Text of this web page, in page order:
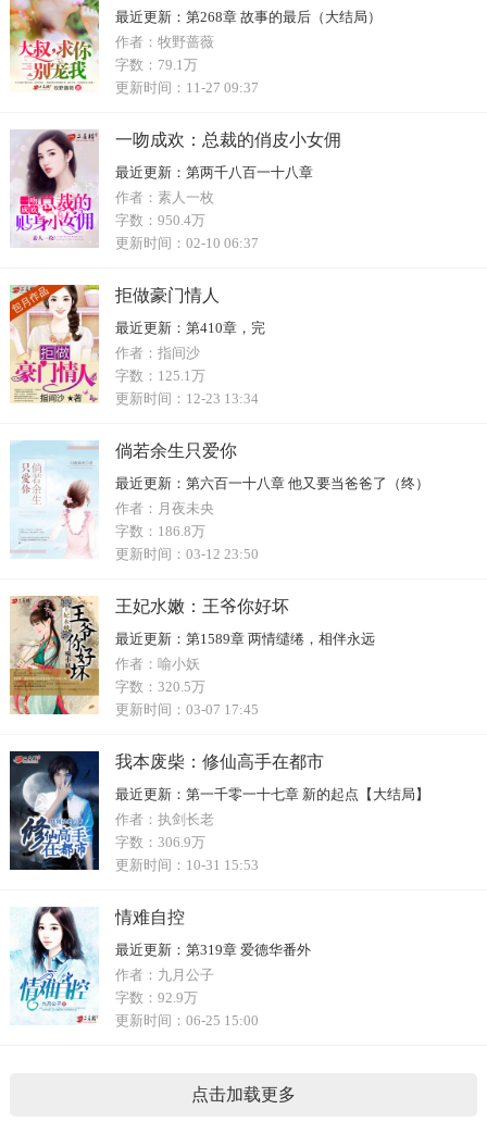
最近更新： 第268章 故事的最后（大结局）
作者： 牧野蔷薇
字数： 79.1万
更新时间： 11-27 09:37
一吻成欢：总裁的俏皮小女佣
最近更新： 第两千八百一十八章
作者： 素人一枚
字数： 950.4万
更新时间： 02-10 06:37
拒做豪门情人
最近更新： 第410章，完
作者： 指间沙
字数： 125.1万
更新时间： 12-23 13:34
倘若余生只爱你
最近更新： 第六百一十八章 他又要当爸爸了（终）
作者： 月夜未央
字数： 186.8万
更新时间： 03-12 23:50
王妃水嫩：王爷你好坏
最近更新： 第1589章 两情缱绻，相伴永远
作者： 喻小妖
字数： 320.5万
更新时间： 03-07 17:45
我本废柴：修仙高手在都市
最近更新： 第一千零一十七章 新的起点【大结局】
作者： 执剑长老
字数： 306.9万
更新时间： 10-31 15:53
情难自控
最近更新： 第319章 爱德华番外
作者： 九月公子
字数： 92.9万
更新时间： 06-25 15:00
点击加载更多